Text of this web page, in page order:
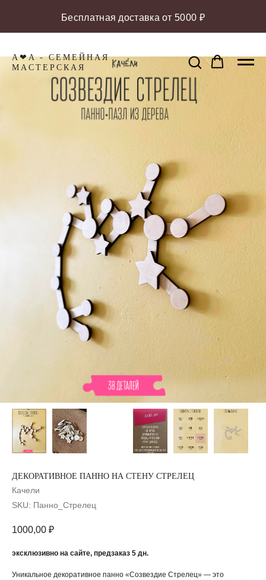
Бесплатная доставка от 5000 ₽
A❤A - СЕМЕЙНАЯ
МАCТЕРСКАЯ
ДЕКОРАТИВНОЕ ПАННО НА СТЕНУ СТРЕЛЕЦ
Качели
SKU: Панно_Стрелец
1000,00 ₽
эксклюзивно на сайте, предзаказ 5 дн.
Уникальное декоративное панно «Созвездие Стрелец» — это